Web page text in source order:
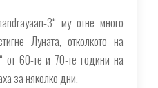
3“ му отне много
Луната, отколкото на
от 60-те и 70-те години на
за няколко дни.